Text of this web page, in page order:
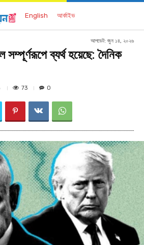
English আর্কাইভ
আপডেট: জুন ১৪, ২০২৬
সম্পূর্ণরূপে ব্যর্থ হয়েছে: দৈনিক
73 0